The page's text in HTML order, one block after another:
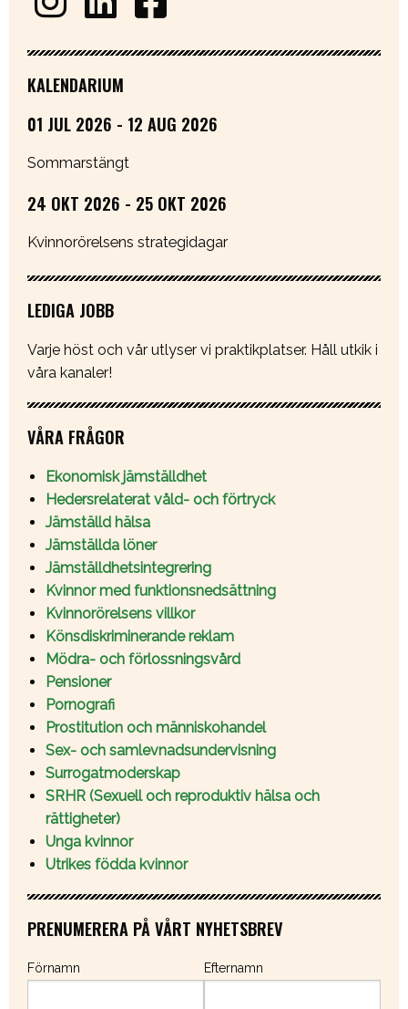
KALENDARIUM
01 JUL 2026 - 12 AUG 2026
Sommarstängt
24 OKT 2026 - 25 OKT 2026
Kvinnorörelsens strategidagar
LEDIGA JOBB
Varje höst och vår utlyser vi praktikplatser. Håll utkik i
våra kanaler!
VÅRA FRÅGOR
Ekonomisk jämställdhet
Hedersrelaterat våld- och förtryck
Jämställd hälsa
Jämställda löner
Jämställdhetsintegrering
Kvinnor med funktionsnedsättning
Kvinnorörelsens villkor
Könsdiskriminerande reklam
Mödra- och förlossningsvård
Pensioner
Pornografi
Prostitution och människohandel
Sex- och samlevnadsundervisning
Surrogatmoderskap
SRHR (Sexuell och reproduktiv hälsa och
rättigheter)
Unga kvinnor
Utrikes födda kvinnor
PRENUMERERA PÅ VÅRT NYHETSBREV
Förnamn Efternamn